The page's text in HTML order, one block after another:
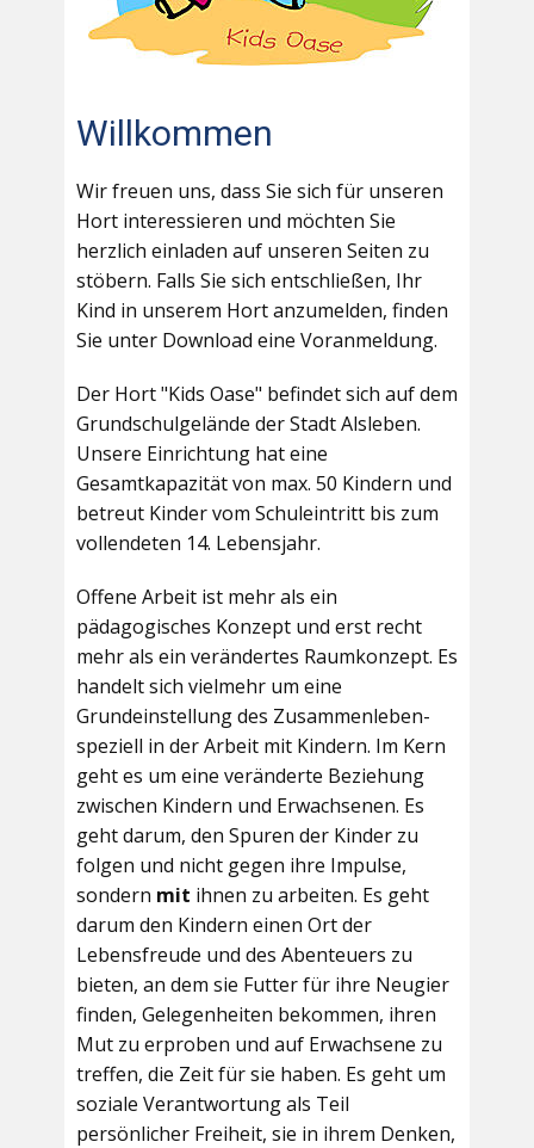
Willkommen
Wir freuen uns, dass Sie sich für unseren
Hort interessieren und möchten Sie
herzlich einladen auf unseren Seiten zu
stöbern. Falls Sie sich entschließen, Ihr
Kind in unserem Hort anzumelden, finden
Sie unter Download eine Voranmeldung.
Der Hort "Kids Oase" befindet sich auf dem
Grundschulgelände der Stadt Alsleben.
Unsere Einrichtung hat eine
Gesamtkapazität von max. 50 Kindern und
betreut Kinder vom Schuleintritt bis zum
vollendeten 14. Lebensjahr.
Offene Arbeit ist mehr als ein
pädagogisches Konzept und erst recht
mehr als ein verändertes Raumkonzept. Es
handelt sich vielmehr um eine
Grundeinstellung des Zusammenleben-
speziell in der Arbeit mit Kindern. Im Kern
geht es um eine veränderte Beziehung
zwischen Kindern und Erwachsenen. Es
geht darum, den Spuren der Kinder zu
folgen und nicht gegen ihre Impulse,
sondern mit ihnen zu arbeiten. Es geht
darum den Kindern einen Ort der
Lebensfreude und des Abenteuers zu
bieten, an dem sie Futter für ihre Neugier
finden, Gelegenheiten bekommen, ihren
Mut zu erproben und auf Erwachsene zu
treffen, die Zeit für sie haben. Es geht um
soziale Verantwortung als Teil
persönlicher Freiheit, sie in ihrem Denken,